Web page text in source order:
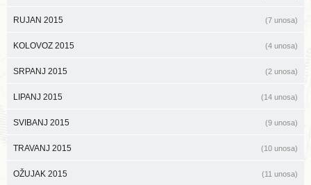
RUJAN 2015 (7 unosa)
KOLOVOZ 2015 (4 unosa)
SRPANJ 2015 (2 unosa)
LIPANJ 2015 (14 unosa)
SVIBANJ 2015 (9 unosa)
TRAVANJ 2015 (10 unosa)
OŽUJAK 2015 (11 unosa)